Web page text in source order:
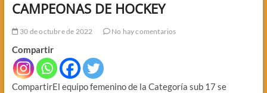
CAMPEONAS DE HOCKEY
30 de octubre de 2022 No hay comentarios
Compartir
CompartirEl equipo femenino de la Categoría sub 17 se